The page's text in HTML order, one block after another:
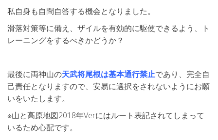
私自身も自問自答する機会となりました。
滑落対策等に備え、ザイルを有効的に駆使できるよう、ト
レーニングをするべきかどうか？
最後に両神山の天武将尾根は基本通行禁止であり、完全自
己責任となりますので、安易に選択をされないようにお願
いをいたします。
※山と高原地図2018年Verにはルート表記されてしまって
いるため心配です。